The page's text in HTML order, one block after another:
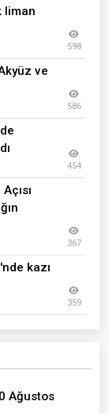
liman
598
ve
586
454
367
kazı
359
Ağustos